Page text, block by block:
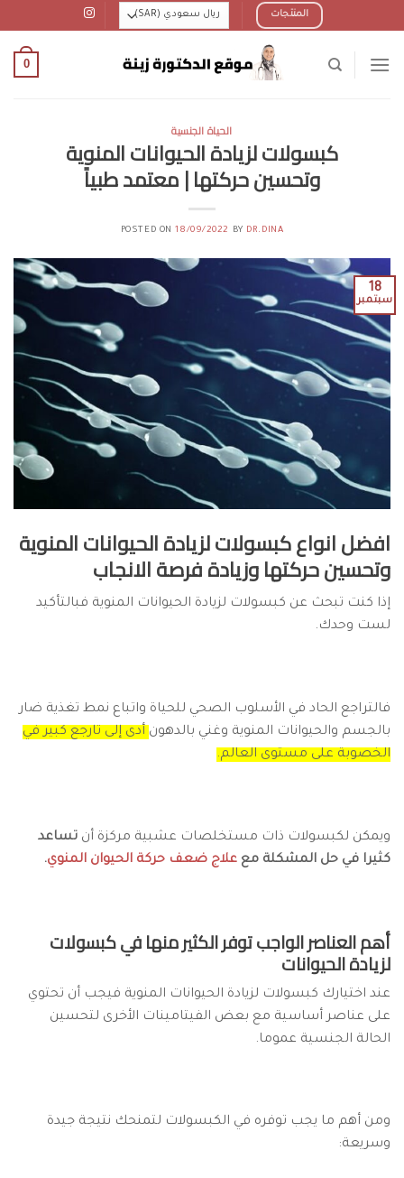
to
المنتجات
0
الحياة الجنسية
كبسولات لزيادة الحيوانات المنوية
وتحسين حركتها | معتمد طبياً
POSTED ON18/09/2022 BY DR.DINA
18
سبتمبر
افضل انواع كبسولات لزيادة الحيوانات المنوية
وتحسين حركتها وزيادة فرصة الانجاب
إذا كنت تبحث عن كبسولات لزيادة الحيوانات المنوية فبالتأكيد
لست وحدك.
فالتراجع الحاد في الأسلوب الصحي للحياة واتباع نمط تغذية ضار
بالجسم والحيوانات المنوية وغني بالدهون أدى إلى تارجع كبير في
الخصوبة على مستوى العالم.
ويمكن لكبسولات ذات مستخلصات عشبية مركزة أن تساعد
كثيرا في حل المشكلة مع علاج ضعف حركة الحيوان المنوي.
أهم العناصر الواجب توفر الكثير منها في كبسولات
لزيادة الحيوانات
عند اختيارك كبسولات لزيادة الحيوانات المنوية فيجب أن تحتوي
على عناصر أساسية مع بعض الفيتامينات الأخرى لتحسين
الحالة الجنسية عموما.
ومن أهم ما يجب توفره في الكبسولات لتمنحك نتيجة جيدة
وسريعة: